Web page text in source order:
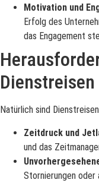
Motivation und
Erfolg des
das Engagement
Dienstreisen
Natürlich sind
Zeitdruck und
und das
Stornierungen oder